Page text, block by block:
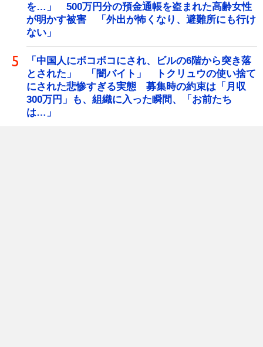
を…」 500万円分の預金通帳を盗まれた高齢女性
が明かす被害 「外出が怖くなり、避難所にも行け
ない」
「中国人にボコボコにされ、ビルの6階から突き落
とされた」 「闇バイト」 トクリュウの使い捨て
にされた悲惨すぎる実態 募集時の約束は「月収
300万円」も、組織に入った瞬間、「お前たち
は…」